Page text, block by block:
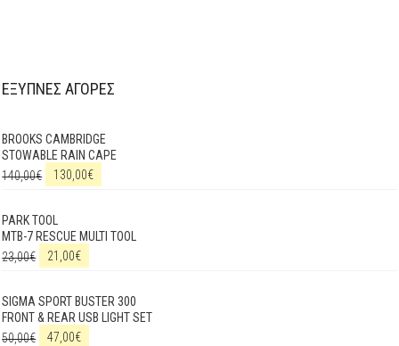
ΕΞΥΠΝΕΣ ΑΓΟΡΕΣ
BROOKS CAMBRIDGE
STOWABLE RAIN CAPE
140,00€ 130,00€
PARK TOOL
MTB-7 RESCUE MULTI TOOL
23,00€ 21,00€
SIGMA SPORT BUSTER 300
FRONT & REAR USB LIGHT SET
50,00€ 47,00€